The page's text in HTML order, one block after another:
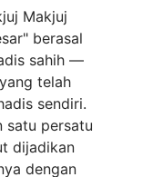
Makjuj
berasal
sahih —
telah
sendiri.
satu persatu
dijadikan
dengan